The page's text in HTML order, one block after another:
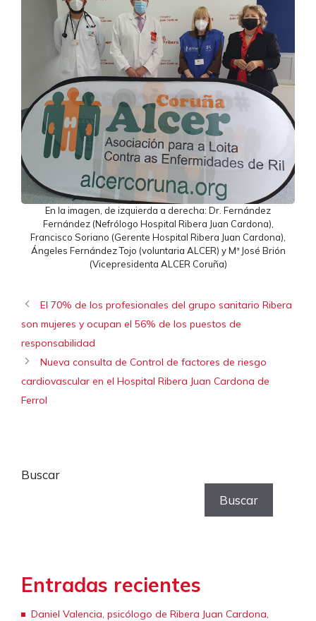
En la imagen, de izquierda a derecha: Dr. Fernández
Fernández (Nefrólogo Hospital Ribera Juan Cardona),
Francisco Soriano (Gerente Hospital Ribera Juan Cardona),
Ángeles Fernández Tojo (voluntaria ALCER) y Mª José Brión
(Vicepresidenta ALCER Coruña)
El 70% de los profesionales del grupo sanitario Ribera
son mujeres y ocupan el 56% de los puestos de
responsabilidad
Nueva consulta de Control de factores de riesgo
cardiovascular en el Hospital Ribera Juan Cardona de
Ferrol
Buscar
Buscar
Entradas recientes
Daniel Valencia, psicólogo de Ribera Juan Cardona,